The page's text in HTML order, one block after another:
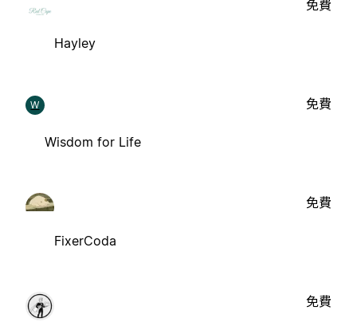
Hayley
免費
W
Wisdom for Life
免費
FixerCoda
免費
免費